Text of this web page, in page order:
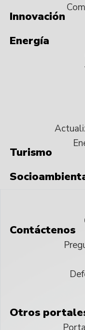
Innovación
Energía
Turismo
Contáctenos
Otros